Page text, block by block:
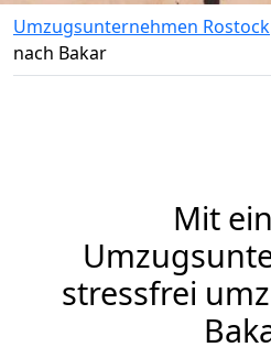
Umzugsunternehmen Rostock
nach Bakar
Mit
stressfrei